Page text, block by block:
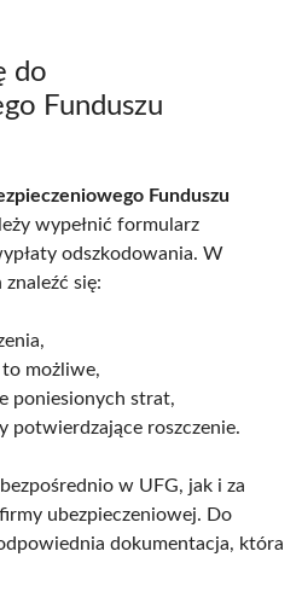
do
Funduszu
Funduszu
wypełnić formularz
odszkodowania. W
się:
możliwe,
poniesionych strat,
potwierdzające roszczenie.
w UFG, jak i za
ubezpieczeniowej. Do
dokumentacja, która